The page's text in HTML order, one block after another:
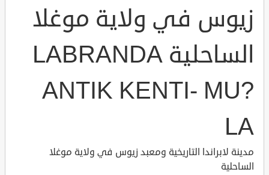
زيوس في ولاية موغلا
الساحلية LABRANDA
ANTIK KENTI- MU?
LA
مدينة لابراندا التاريخية ومعبد زيوس في ولاية موغلا
الساحلية